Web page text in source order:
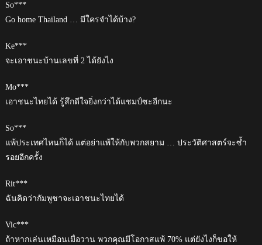
So***
Go home Thailand … มีใครจำได้บ้าง?
Ke***
จะเอาชนะบ้านเลขที่ 2 ได้ยังไง
Mo***
เอาชนะไทยได้ รู้สึกดีใจยิ่งกว่าได้แชมป์ซะอีกนะ
So***
แพ้ประเทศไหนก็ได้ แต่อย่าแพ้ให้กับพวกสยาม … ประวัติศาสตร์จะซ้ำ
รอยอีกครั้ง
Rit***
ฉันคิดว่ากัมพูชาจะเอาชนะไทยได้
Vic***
ถ้าหากเล่นเหมือนเมื่อวาน พวกคุณมีโอกาสแพ้ 70% แต่ยังไงก็ขอให้